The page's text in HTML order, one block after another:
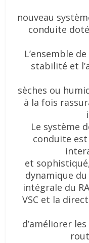
nouveau
conduite
L’ensemble
stabilité et
sèches ou
à la fois
Le système
conduite
et
dynamique
intégrale du
VSC et la
d’améliorer